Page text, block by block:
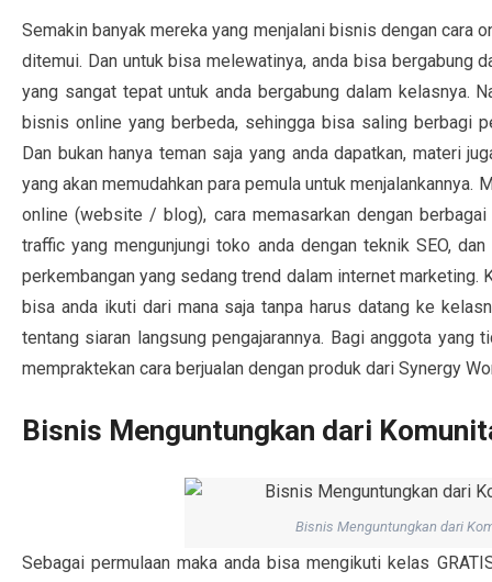
Semakin banyak mereka yang menjalani bisnis dengan cara
ditemui. Dan untuk bisa melewatinya, anda bisa bergabung
yang sangat tepat untuk anda bergabung dalam kelasnya.
bisnis online yang berbeda, sehingga bisa saling berbagi
Dan bukan hanya teman saja yang anda dapatkan, materi
yang akan memudahkan para pemula untuk
online (website / blog), cara memasarkan dengan
traffic yang mengunjungi toko anda dengan teknik SEO,
perkembangan yang sedang trend dalam internet marketing.
bisa anda ikuti dari mana saja tanpa harus datang ke
tentang siaran langsung pengajarannya. Bagi anggota
mempraktekan cara berjualan dengan produk dari Synergy
Bisnis Menguntungkan dari
Bisnis Menguntungkan dari
Sebagai permulaan maka anda bisa mengikuti kelas